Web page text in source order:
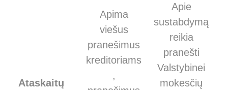
Ataskaitų
Apima
viešus
pranešimus
kreditoriams
,
Apie
sustabdymą
reikia
pranešti
Valstybinei
mokesčių